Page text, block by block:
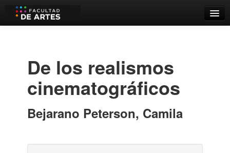
Estantes Virtuales
Iniciar sesión
De los realismos
cinematográficos
Bejarano Peterson, Camila